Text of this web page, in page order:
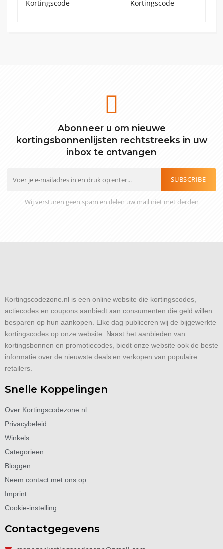
Abonneer u om nieuwe
kortingsbonnenlijsten rechtstreeks in uw
inbox te ontvangen
SUBSCRIBE
Wij versturen geen spam en delen uw mail niet met derden
Kortingscodezone.nl is een online website die kortingscodes,
actiecodes en coupons aanbiedt aan consumenten die geld willen
besparen op hun aankopen. Elke dag publiceren wij de bijgewerkte
kortingscodes op onze website. Naast het aanbieden van
kortingsbonnen en promotiecodes, biedt onze website ook de beste
informatie over de nieuwste deals en verkopen van populaire
retailers.
Snelle Koppelingen
Over Kortingscodezone.nl
Privacybeleid
Winkels
Categorieen
Bloggen
Neem contact met ons op
Imprint
Cookie-instelling
Contactgegevens